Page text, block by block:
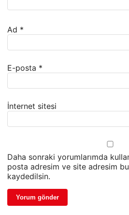
Ad *
E-posta *
İnternet sitesi
Daha sonraki yorumlarımda
posta adresim ve site adresim bu
kaydedilsin.